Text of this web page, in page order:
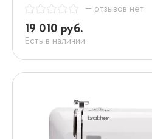
— отзывов нет
19 010 руб.
Есть в наличии